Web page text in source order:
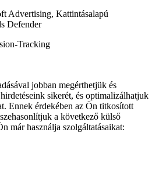
Advertising, Kattintásalapú
Defender
Tracking
jobban megérthetjük és
sikerét, és optimalizálhatjuk
Ennek érdekében az Ön titkosított
a következő külső
már használja szolgáltatásaikat: